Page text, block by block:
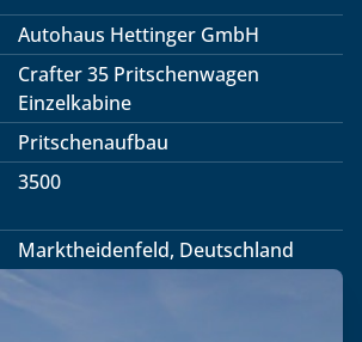
Autohaus Hettinger GmbH
Crafter 35 Pritschenwagen
Einzelkabine
Pritschenaufbau
3500
Marktheidenfeld, Deutschland